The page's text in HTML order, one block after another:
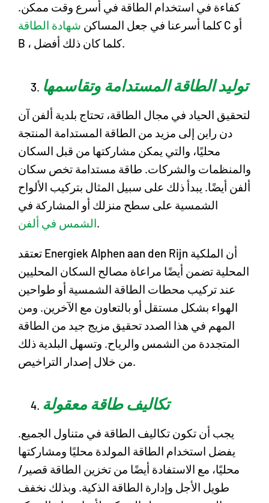
كفاءة في استخدام الطاقة في أسرع وقت ممكن.
كلما أسرعنا في جعل المساكن شهادة الطاقة
C أو
B ، كلما كان ذلك أفضل.
توليد الطاقة المستدامة وتقاسمها
لتحقيق الحياد في مجال الطاقة، تحتاج بلدية ألفن آن
دن راين إلى مزيد من الطاقة المستدامة المنتجة
محليًا، والتي يمكن مشاركتها من قبل السكان
والمنظمات والشركات. طاقة مستدامة تخص سكان
ألفن أيضًا. يبدأ ذلك على سبيل المثال بتركيب الألواح
الشمسية على سطح منزلك أو المشاركة في
الشمس في ألفن.
تعتقد Energiek Alphen aan den Rijn أن الملكية
المحلية تضمن أيضًا مراعاة مصالح السكان المحليين
عند تركيب محطات الطاقة الشمسية أو طواحين
الهواء بشكل مستقل أو بالتعاون مع الآخرين. ومن
المهم في هذا الصدد تحقيق مزيج جيد من الطاقة
المتجددة من الشمس والرياح. وتسهل البلدية ذلك
من خلال إصدار التراخيص.
تكاليف طاقة معقولة
يجب أن تكون تكاليف الطاقة في متناول الجميع.
يفضل استخدام الطاقة المولدة محليًا ومشاركتها
محليًا، مع الاستفادة أيضًا من تخزين الطاقة قصير/
طويل الأجل وإدارة الطاقة الذكية. وبذلك نخفف